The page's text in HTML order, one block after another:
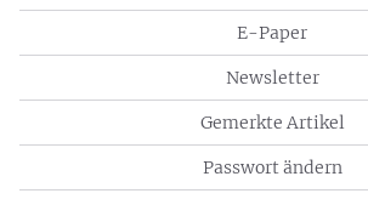
E-Paper
Newsletter
Gemerkte Artikel
Passwort ändern